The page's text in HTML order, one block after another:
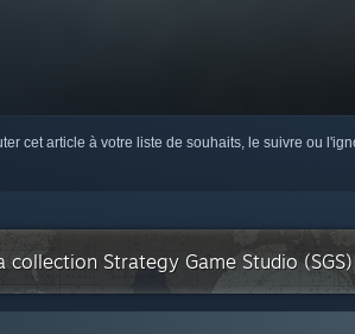
cet article à votre liste de souhaits, le suivre ou
collection Strategy Game Studio